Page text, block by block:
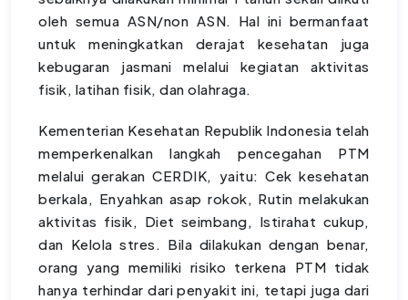
oleh semua ASN/non ASN. Hal ini bermanfaat
untuk meningkatkan derajat kesehatan juga
kebugaran jasmani melalui kegiatan aktivitas
fisik, latihan fisik, dan olahraga.
Kementerian Kesehatan Republik Indonesia telah
memperkenalkan langkah pencegahan PTM
melalui gerakan CERDIK, yaitu: Cek kesehatan
berkala, Enyahkan asap rokok, Rutin melakukan
aktivitas fisik, Diet seimbang, Istirahat cukup,
dan Kelola stres. Bila dilakukan dengan benar,
orang yang memiliki risiko terkena PTM tidak
hanya terhindar dari penyakit ini, tetapi juga dari